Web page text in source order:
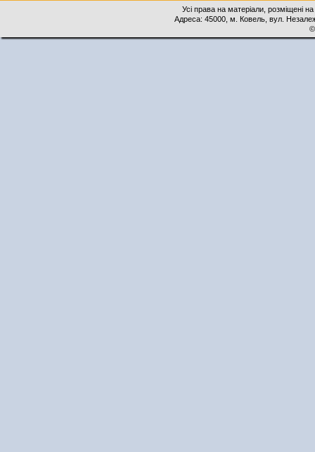
Усі права на матеріали, розміщені
Адреса: 45000, м. Ковель, вул.